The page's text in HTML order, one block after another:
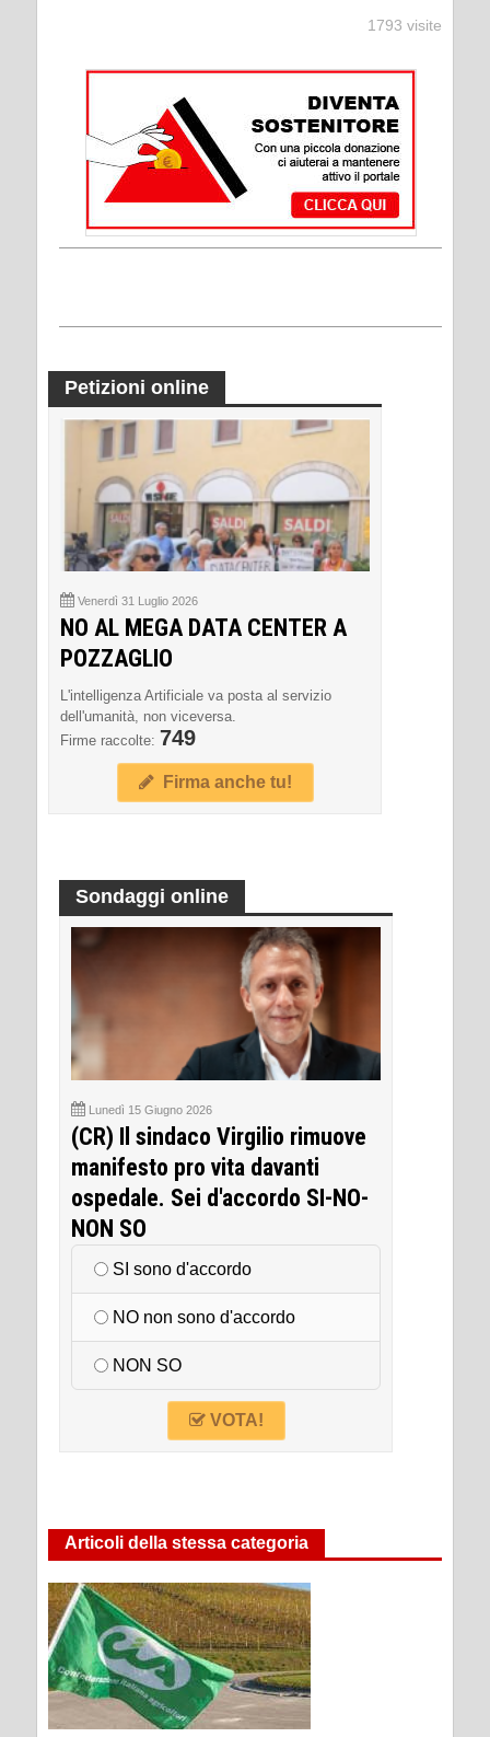
1793 visite
Petizioni online
Venerdì 31 Luglio 2026
NO AL MEGA DATA CENTER A
POZZAGLIO
L'intelligenza Artificiale va posta al servizio
dell'umanità, non viceversa.
Firme raccolte: 749
Firma anche tu!
Sondaggi online
Lunedì 15 Giugno 2026
(CR) Il sindaco Virgilio rimuove
manifesto pro vita davanti
ospedale. Sei d'accordo SI-NO-
NON SO
SI sono d'accordo
NO non sono d'accordo
NON SO
VOTA!
Articoli della stessa categoria